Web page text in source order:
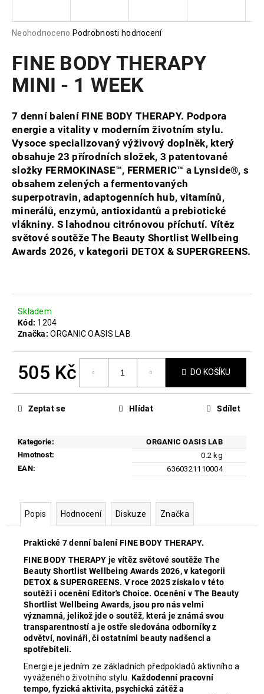
Průměrné
produktu
je
0,0
z
hvězdiček.
Neohodnoceno Podrobnosti hodnocení
FINE BODY THERAPY
MINI - 1 WEEK
7 denní balení FINE BODY THERAPY. Podpora
energie a vitality v moderním životním stylu.
Vysoce specializovaný výživový doplněk, který
obsahuje 23 přírodních složek, 3 patentované
složky FERMOKINASE™, FERMERIC™ a Lynside®, s
obsahem zelených a fermentovaných
superpotravin, adaptogenních hub, vitamínů,
minerálů, enzymů, antioxidantů a prebiotické
vlákniny. S lahodnou citrónovou příchutí. Vítěz
světové soutěže The Beauty Shortlist Wellbeing
Awards 2026, v kategorii DETOX & SUPERGREENS.
Skladem
Kód: 1204
Značka:ORGANIC OASIS LAB
505 Kč DO KOŠÍKU
Kategorie:
ORGANIC OASIS LAB
Hmotnost:
0.2 kg
EAN: 6360321110004
Zeptat se Hlídat Sdílet
Popis Hodnocení Diskuze Značka
Praktické 7 denní balení FINE BODY THERAPY.
FINE BODY THERAPY je vítěz světové soutěže The
Beauty Shortlist Wellbeing Awards 2026, v kategorii
DETOX & SUPERGREENS. V roce 2025 získalo v této
soutěži i ocenění Editor's Choice. Ocenění v The Beauty
Shortlist Wellbeing Awards, jsou pro nás velmi
významná, jelikož jde o soutěž, která je známá svou
transparentností a je ostře sledována odborníky z
odvětví, novináři, či ostatními beauty nadšenci a
spotřebiteli.
Energie je jedním ze základních předpokladů aktivního a
vyváženého životního stylu. Každodenní pracovní
tempo, fyzická aktivita, psychická zátěž a
j
t
?
HLEDAT
D
o
p
o
r
u
j
m
e
MICROBIOME
THERAPY
PACK
Původně:
296
Kč